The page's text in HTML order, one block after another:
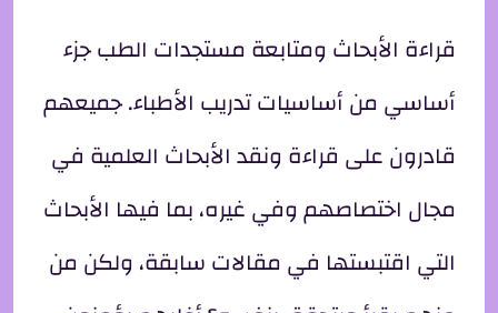
قراءة الأبحاث ومتابعة مستجدات الطب جزء
أساسي من أساسيات تدريب الأطباء. جميعهم
قادرون على قراءة ونقد الأبحاث العلمية في
مجال اختصاصهم وفي غيره، بما فيها الأبحاث
التي اقتبستها في مقالات سابقة، ولكن من